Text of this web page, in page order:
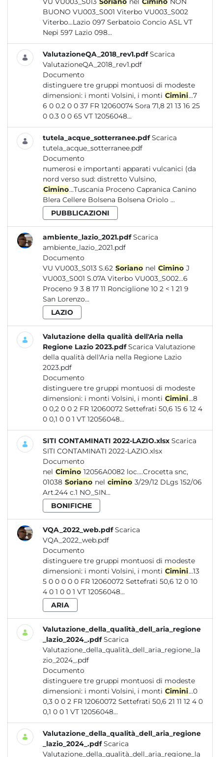
BUONO VU003_S001 Viterbo VU003_S002
Viterbo...Lazio 097 Serbatoio Concio ASL VT
Nepi 597 Lazio 098...
ValutazioneQA_2018_rev1.pdf Scarica
ValutazioneQA_2018_rev1.pdf
Documento
distinguere tre gruppi montuosi di modeste
dimensioni: i monti Volsini, i monti Cimini...7
6 0 0.2 0 0 37 FR 12060074 Sora 71,8 21 13 16 25
0 0.3 0 0 65 VT 12056048...
tutela_acque_sotterranee.pdf Scarica
tutela_acque_sotterranee.pdf
Documento
numerosi e importanti apparati vulcanici (da
nord verso sud: distretto Vulsino,
Cimino...Tuscania Proceno Capranica Canino
Blera Cellere Bolsena Bolsena Oriolo ...
PUBBLICAZIONI
ambiente_lazio_2021.pdf Scarica
ambiente_lazio_2021.pdf
Documento
VU VU003_S013 S.62 Soriano nel Cimino
VU003_S001 S.07A Viterbo VU003_S002...6
Proceno 9 3 8 17 11 Ronciglione 10 2 < 1 21 9
San Lorenzo...
LAZIO
Valutazione della qualità dell'Aria nella
Regione Lazio 2023.pdf Scarica Valutazione
della qualità dell'Aria nella Regione Lazio
2023.pdf
Documento
distinguere tre gruppi montuosi di modeste
dimensioni: i monti Volsini, i monti Cimini...8
0 0,2 0 0 2 FR 12060072 Settefrati 50,6 15 6 12 4
0 0,1 0 0 1 VT 12056048...
SITI CONTAMINATI 2022-LAZIO.xlsx Scarica
SITI CONTAMINATI 2022-LAZIO.xlsx
Documento
nel Cimino 12056A0082 loc....Crocetta snc,
01038 Soriano nel cimino 3/29/12 DLgs 152/06
Art.244 c.1 NO_SIN...
BONIFICHE
VQA_2022_web.pdf Scarica
VQA_2022_web.pdf
Documento
distinguere tre gruppi montuosi di modeste
dimensioni: i monti Volsini, i monti Cimini...13
5 0 0 0 0 0 FR 12060072 Settefrati 50,6 12 0 10
4 0 1 0 0 1 VT 12056048...
ARIA
Valutazione_della_qualità_dell_aria_regione
_lazio_2024_.pdf Scarica
Valutazione_della_qualità_dell_aria_regione_la
zio_2024_.pdf
Documento
distinguere tre gruppi montuosi di modeste
dimensioni: i monti Volsini, i monti Cimini...0
0,3 0 0 2 FR 12060072 Settefrati 50,6 21 11 12 4 0
0,1 0 0 1 VT 12056048...
Valutazione_della_qualità_dell_aria_regione
_lazio_2024_.pdf Scarica
Valutazione_della_qualità_dell_aria_regione_la